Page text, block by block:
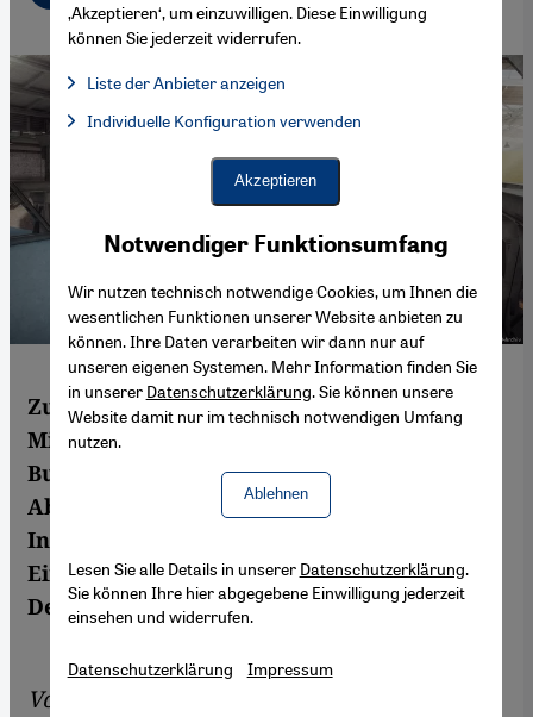
Zu sehen gibt es noch wenig. Doch das
Migrationsmuseum in Köln kommt, denn
Bund und Land wollen viel Geld geben.
Absehbar soll es in einer alten
Industriehalle entstehen - als ein "Haus der
Einwanderungsgesellschaft". Von Stefan
Dege
Von
Notwendiger Funktionsumfang
Wir nutzen technisch notwendige Cookies, um Ihnen die
wesentlichen Funktionen unserer Website anbieten zu
können. Ihre Daten verarbeiten wir dann nur auf
unseren eigenen Systemen. Mehr Information finden Sie
in unserer Datenschutzerklärung. Sie können unsere
Website damit nur im technisch notwendigen Umfang
nutzen.
Ablehnen
‚Akzeptieren‘, um einzuwilligen. Diese Einwilligung
können Sie jederzeit widerrufen.
Liste der Anbieter anzeigen
Facebook Embed / Facebook Connect, Google Maps Embed,
Facebook Embed / Facebook Connect
Google Maps Embed
Individuelle Konfiguration verwenden
Akzeptieren
Lesen Sie alle Details in unserer Datenschutzerklärung.
Sie können Ihre hier abgegebene Einwilligung jederzeit
einsehen und widerrufen.
Datenschutzerklärung Impressum